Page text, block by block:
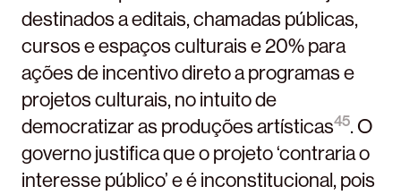
destinados a editais, chamadas públicas,
cursos e espaços culturais e 20% para
ações de incentivo direto a programas e
projetos culturais, no intuito de
democratizar as produções artísticas45. O
governo justifica que o projeto ‘contraria o
interesse público’ e é inconstitucional, pois